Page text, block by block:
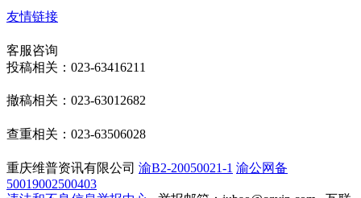
友情链接
客服咨询
投稿相关：023-63416211
撤稿相关：023-63012682
查重相关：023-63506028
重庆维普资讯有限公司 渝B2-20050021-1 渝公网备
50019002500403